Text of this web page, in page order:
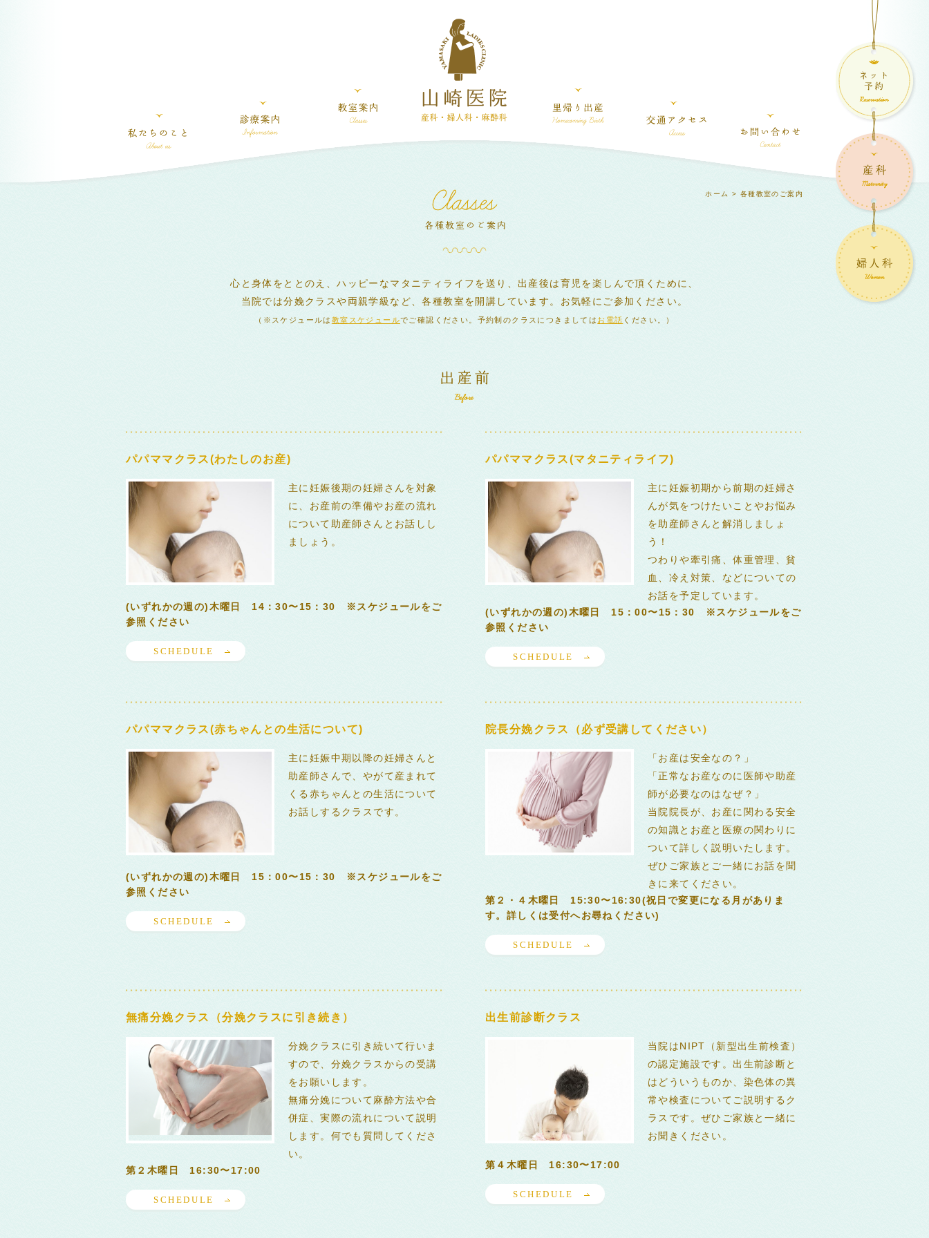
ホーム > 各種教室のご案内
心と身体をととのえ、ハッピーなマタニティライフを送り、出産後は育児を楽しんで頂くために、
当院では分娩クラスや両親学級など、各種教室を開講しています。お気軽にご参加ください。
（※スケジュールは 教室スケジュールでご確認ください。予約制のクラスにつきましては お電話 ください。）
パパママクラス(わたしのお産)
主に妊娠後期の妊婦さんを対象
に、お産前の準備やお産の流れ
について助産師さんとお話しし
ましょう。
(いずれかの週の)木曜日 14：30〜15：30 ※スケジュールをご
参照ください
SCHEDULE
パパママクラス(マタニティライフ)
主に妊娠初期から前期の妊婦さ
んが気をつけたいことやお悩み
を助産師さんと解消しましょ
う！
つわりや牽引痛、体重管理、貧
血、冷え対策、などについての
お話を予定しています。
(いずれかの週の)木曜日 15：00〜15：30 ※スケジュールをご
参照ください
SCHEDULE
パパママクラス(赤ちゃんとの生活について)
主に妊娠中期以降の妊婦さんと
助産師さんで、やがて産まれて
くる赤ちゃんとの生活について
お話しするクラスです。
(いずれかの週の)木曜日 15：00〜15：30 ※スケジュールをご
参照ください
SCHEDULE
院長分娩クラス（必ず受講してください）
「お産は安全なの？」
「正常なお産なのに医師や助産
師が必要なのはなぜ？」
当院院長が、お産に関わる安全
の知識とお産と医療の関わりに
ついて詳しく説明いたします。
ぜひご家族とご一緒にお話を聞
きに来てください。
第２・４木曜日 15:30〜16:30(祝日で変更になる月がありま
す。詳しくは受付へお尋ねください)
SCHEDULE
無痛分娩クラス（分娩クラスに引き続き）
分娩クラスに引き続いて行いま
すので、分娩クラスからの受講
をお願いします。
無痛分娩について麻酔方法や合
併症、実際の流れについて説明
します。何でも質問してくださ
い。
第２木曜日 16:30〜17:00
SCHEDULE
出生前診断クラス
当院はNIPT（新型出生前検査）
の認定施設です。出生前診断と
はどういうものか、染色体の異
常や検査についてご説明するク
ラスです。ぜひご家族と一緒に
お聞きください。
第４木曜日 16:30〜17:00
SCHEDULE